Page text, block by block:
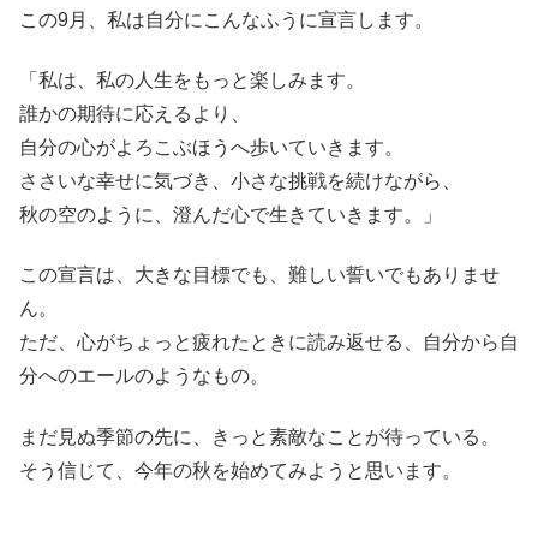
この9月、私は自分にこんなふうに宣言します。
「私は、私の人生をもっと楽しみます。
誰かの期待に応えるより、
自分の心がよろこぶほうへ歩いていきます。
ささいな幸せに気づき、小さな挑戦を続けながら、
秋の空のように、澄んだ心で生きていきます。」
この宣言は、大きな目標でも、難しい誓いでもありませ
ん。
ただ、心がちょっと疲れたときに読み返せる、自分から自
分へのエールのようなもの。
まだ見ぬ季節の先に、きっと素敵なことが待っている。
そう信じて、今年の秋を始めてみようと思います。